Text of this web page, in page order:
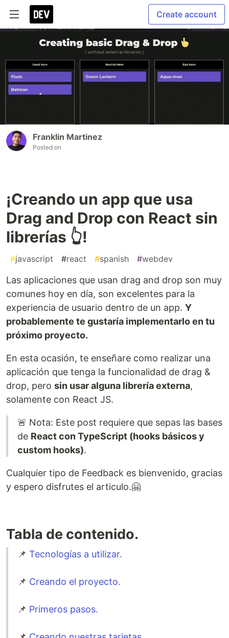
Create account
Franklin Martinez
Posted on
¡Creando un app que usa
Drag and Drop con React sin
librerías 👆!
#javascript #react #spanish #webdev
Las aplicaciones que usan drag and drop son muy
comunes hoy en día, son excelentes para la
experiencia de usuario dentro de un app. Y
probablemente te gustaría implementarlo en tu
próximo proyecto.
En esta ocasión, te enseñare como realizar una
aplicación que tenga la funcionalidad de drag &
drop, pero sin usar alguna librería externa,
solamente con React JS.
🚨 Nota: Este post requiere que sepas las bases
de React con TypeScript (hooks básicos y
custom hooks).
Cualquier tipo de Feedback es bienvenido, gracias
y espero disfrutes el articulo.🤗
Tabla de contenido.
📌 Tecnologías a utilizar.
📌 Creando el proyecto.
📌 Primeros pasos.